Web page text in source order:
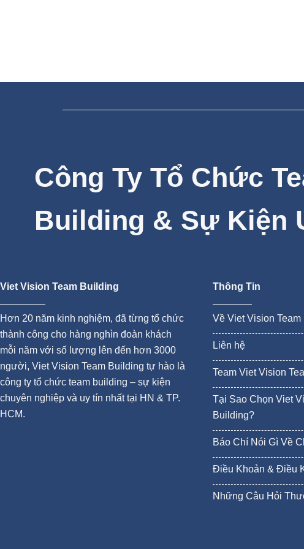
Công Ty Tổ Chức
Building & Sự Kiện
Viet Vision Team Building
Hơn 20 năm kinh nghiệm, đã từng tổ chức
thành công cho hàng nghìn đoàn khách
mỗi năm với số lượng lên đến hơn 3000
người, Viet Vision Team Building tự hào là
công ty tổ chức team building – sự kiện
chuyên nghiệp và uy tín nhất tại HN & TP.
HCM.
Thông Tin
Về Viet Vision Team
Liên hệ
Team Viet Vision
Tại Sao Chọn Viet
Building?
Báo Chí Nói Gì Về
Điều Khoản & Điều
Những Câu Hỏi